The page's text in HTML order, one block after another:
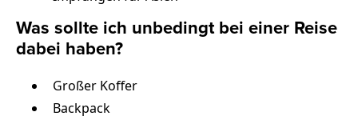
Was sollte ich unbedingt bei einer Reise
dabei haben?
Großer Koffer
Backpack